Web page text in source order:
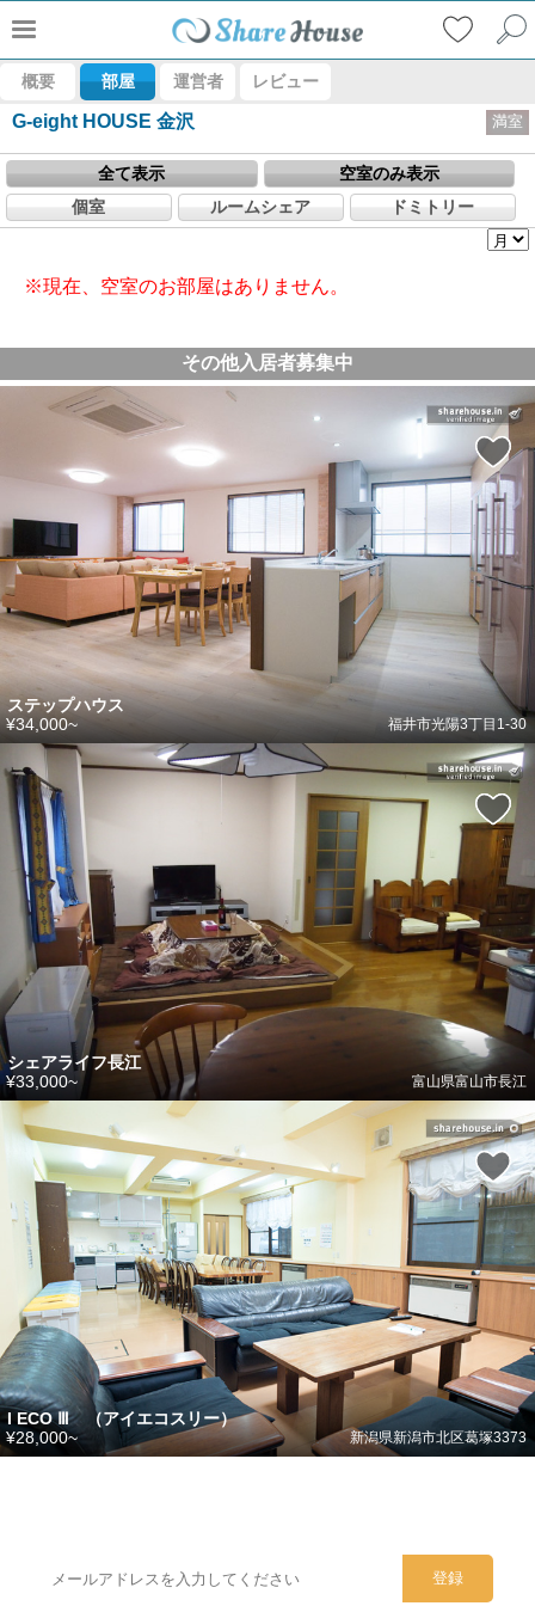
概要 部屋 運営者 レビュー
G-eight HOUSE 金沢 満室
全て表示
空室のみ表示
個室
ルームシェア ドミトリー
※現在、空室のお部屋はありません。
その他入居者募集中
ステップハウス
福井市光陽3丁目1-30
¥34,000~
シェアライフ長江
富山県富山市長江
¥33,000~
I ECO Ⅲ （アイエコスリー）
新潟県新潟市北区葛塚3373
¥28,000~